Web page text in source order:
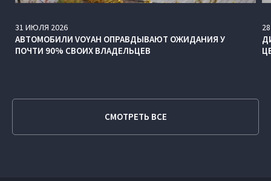
31 ИЮЛЯ 2026
АВТОМОБИЛИ VOYAH ОПРАВДЫВАЮТ ОЖИДАНИЯ У
ПОЧТИ 90% СВОИХ ВЛАДЕЛЬЦЕВ
28
СМОТРЕТЬ ВСЕ